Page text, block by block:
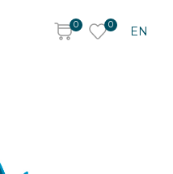
0 0
EN